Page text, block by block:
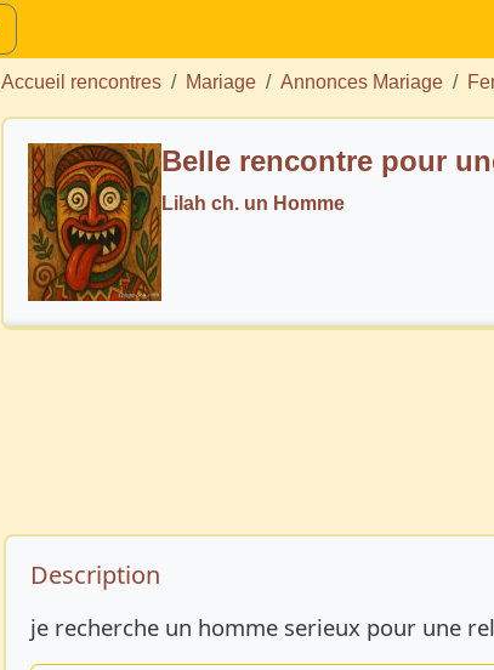
Accueil rencontres Mariage Annonces Mariage
Belle rencontre pour
Lilah ch. un Homme
Description de l’annonce
Description
je recherche un homme serieux pour une